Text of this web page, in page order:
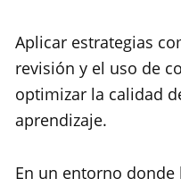
Aplicar estrategias
revisión y el uso de
optimizar la calidad
aprendizaje.
En un entorno